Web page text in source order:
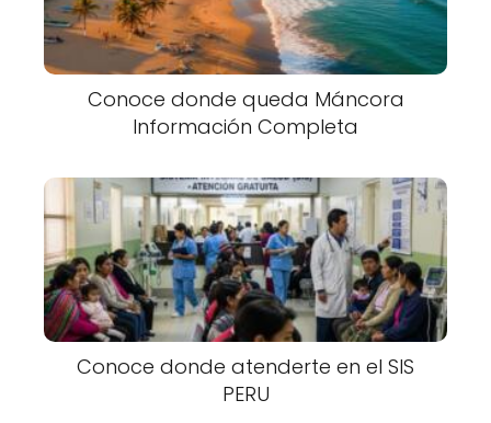
Conoce donde queda Máncora
Información Completa
Conoce donde atenderte en el SIS
PERU